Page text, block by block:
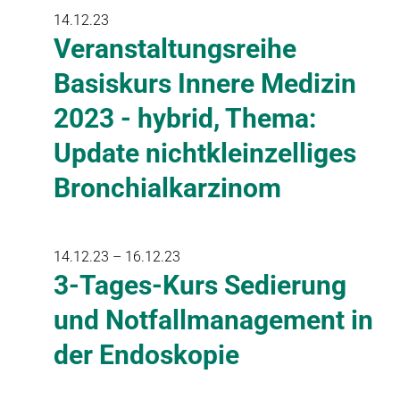
14.12.23
Veranstaltungsreihe
Basiskurs Innere Medizin
2023 - hybrid, Thema:
Update nichtkleinzelliges
Bronchialkarzinom
14.12.23 – 16.12.23
3-Tages-Kurs Sedierung
und Notfallmanagement in
der Endoskopie